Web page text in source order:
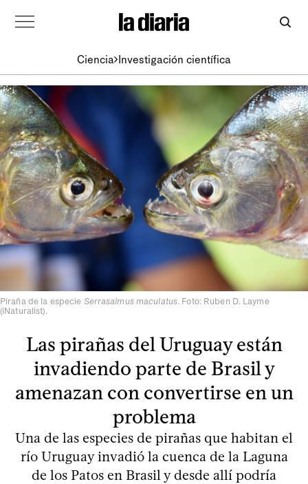
Ciencia Investigación científica
Piraña de la especie Serrasalmus maculatus. Foto: Ruben D. Layme
(iNaturalist).
Las pirañas del Uruguay están
invadiendo parte de Brasil y
amenazan con convertirse en un
problema
Una de las especies de pirañas que habitan el
río Uruguay invadió la cuenca de la Laguna
de los Patos en Brasil y desde allí podría